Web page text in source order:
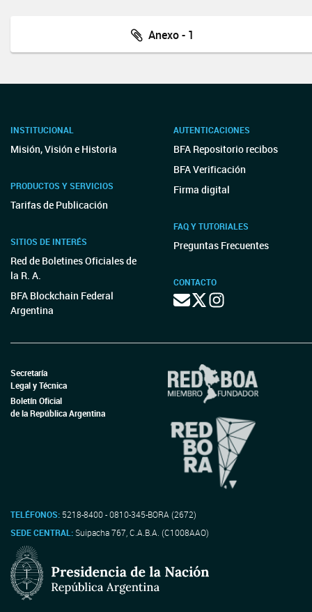
Anexo - 1
INSTITUCIONAL
Misión, Visión e Historia
PRODUCTOS Y SERVICIOS
Tarifas de Publicación
SITIOS DE INTERÉS
Red de Boletines Oficiales de
la R. A.
BFA Blockchain Federal
Argentina
AUTENTICACIONES
BFA Repositorio recibos
BFA Verificación
Firma digital
FAQ Y TUTORIALES
Preguntas Frecuentes
CONTACTO
Secretaría
Legal y Técnica
Boletín Oficial
de la República Argentina
TELÉFONOS: 5218-8400 - 0810-345-BORA (2672)
SEDE CENTRAL:Suipacha 767, C.A.B.A. (C1008AAO)